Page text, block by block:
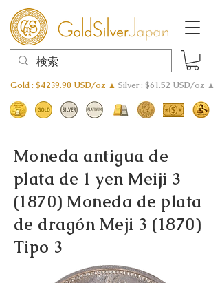
Gold : $4239.90 USD/oz ▲ Silver : $61.52 USD/oz ▲
Moneda antigua de
plata de 1 yen Meiji 3
(1870) Moneda de plata
de dragón Meji 3 (1870)
Tipo 3